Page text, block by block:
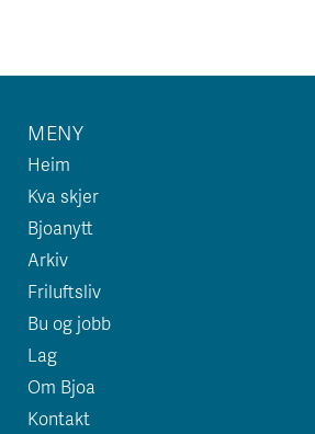
MENY
Heim
Kva skjer
Bjoanytt
Arkiv
Friluftsliv
Bu og jobb
Lag
Om Bjoa
Kontakt